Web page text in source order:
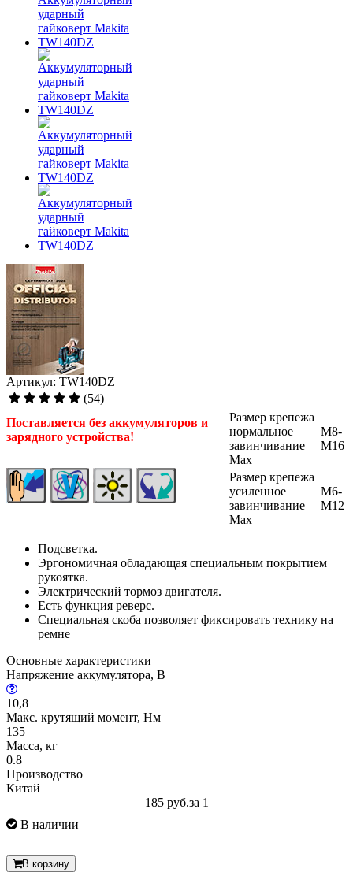
Артикул: TW140DZ
(54)
Поставляется без аккумуляторов и
зарядного устройства!
Размер крепежа
нормальное
завинчивание
Max
M8-
M16
Размер крепежа
усиленное
завинчивание
Max
M6-
M12
Подсветка.
Эргономичная обладающая специальным покрытием
рукоятка.
Электрический тормоз двигателя.
Есть функция реверс.
Специальная скоба позволяет фиксировать технику на
ремне
Основные характеристики
Напряжение аккумулятора, В
10,8
Макс. крутящий момент, Нм
135
Масса, кг
0.8
Производство
Китай
185 руб.за 1
В наличии
В корзину